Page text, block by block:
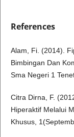
References
Alam, Fi. (2014).
Bimbingan Dan
Sma Negeri 1
Citra Dirna, F.
Hiperaktif Melalui
Khusus,